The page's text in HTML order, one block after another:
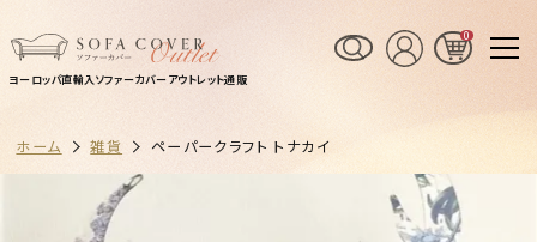
ヨーロッパ直輸入ソファーカバーアウトレット通販
0
ホーム 雑貨 ペーパークラフト トナカイ